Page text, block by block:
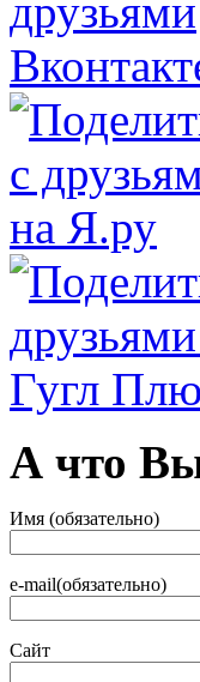
А что Вы
Имя (обязательно)
e-mail(обязательно)
Сайт